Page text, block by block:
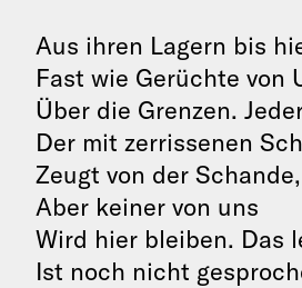
Aus ihren Lagern bis
Fast wie Gerüchte von
Über die Grenzen.
Der mit zerrissenen
Zeugt von der
Aber keiner von uns
Wird hier bleiben. Das
Ist noch nicht